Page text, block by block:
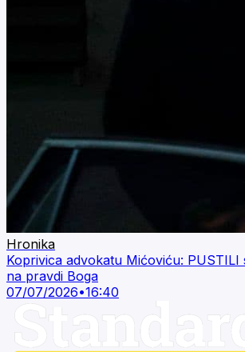
Hronika
Koprivica advokatu Mićoviću: PUSTILI
na pravdi Boga
07/07/2026•16:40